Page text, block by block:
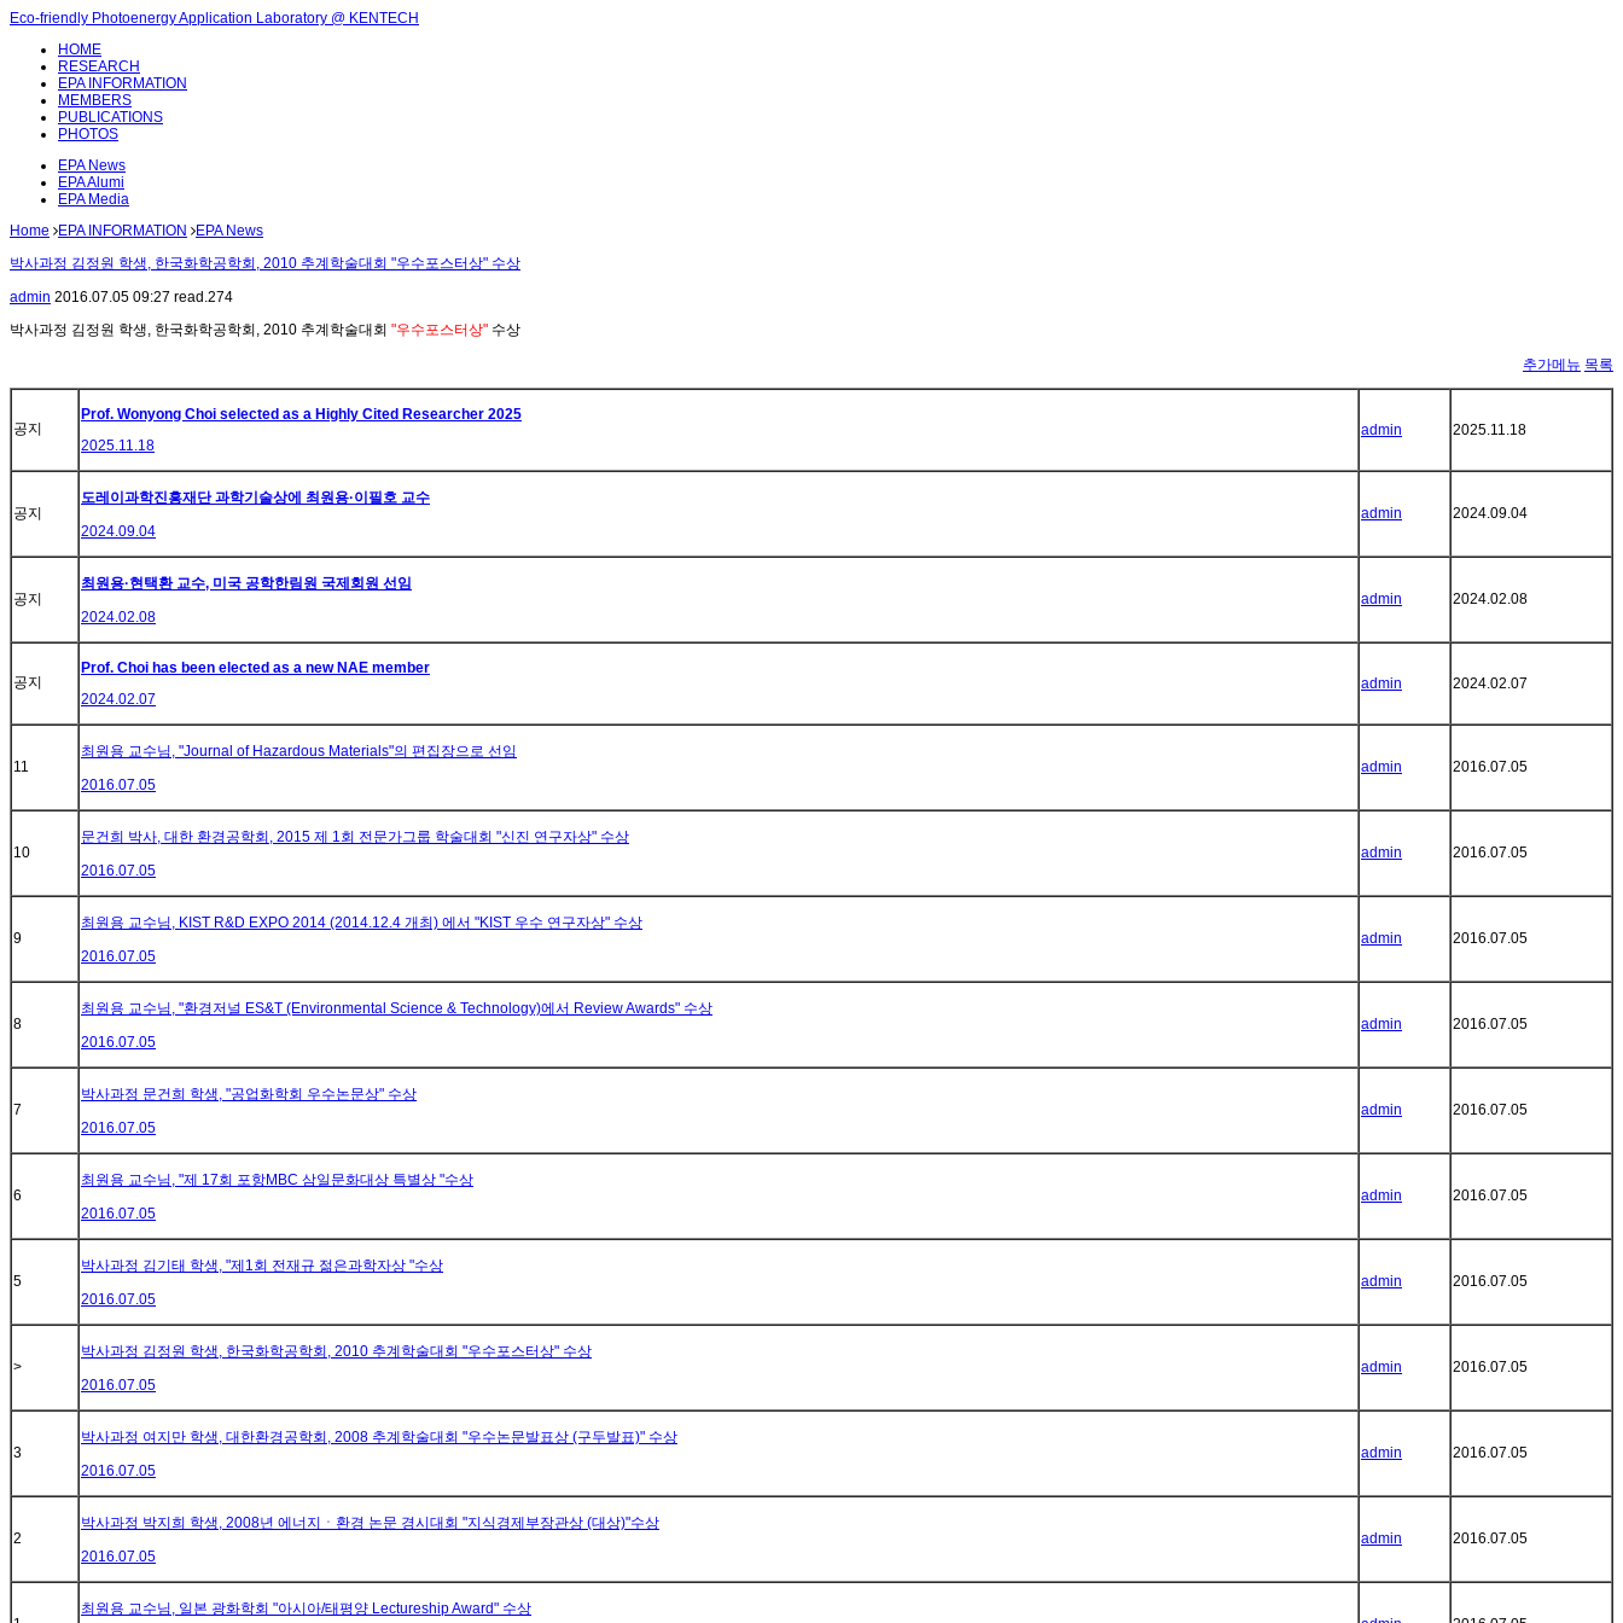
Eco-friendly Photoenergy Application Laboratory @ KENTECH
HOME
RESEARCH
EPA INFORMATION
MEMBERS
PUBLICATIONS
PHOTOS
EPA News
EPA Alumi
EPA Media
Home
EPA INFORMATION
EPA News
박사과정 김정원 학생, 한국화학공학회, 2010 추계학술대회 "우수포스터상" 수상
admin 2016.07.05 09:27 read.274
박사과정 김정원 학생, 한국화학공학회, 2010 추계학술대회 "우수포스터상" 수상
추가메뉴 목록
공지
Prof. Wonyong Choi selected as a Highly Cited Researcher 2025
2025.11.18
admin 2025.11.18
공지
도레이과학진흥재단 과학기술상에 최원용·이필호 교수
2024.09.04
admin 2024.09.04
공지
최원용·현택환 교수, 미국 공학한림원 국제회원 선임
2024.02.08
admin 2024.02.08
공지
Prof. Choi has been elected as a new NAE member
2024.02.07
admin 2024.02.07
11
최원용 교수님, "Journal of Hazardous Materials"의 편집장으로 선임
2016.07.05
admin 2016.07.05
10
문건희 박사, 대한 환경공학회, 2015 제 1회 전문가그룹 학술대회 "신진 연구자상" 수상
2016.07.05
admin 2016.07.05
9
최원용 교수님, KIST R&D EXPO 2014 (2014.12.4 개최) 에서 "KIST 우수 연구자상" 수상
2016.07.05
admin 2016.07.05
8
최원용 교수님, "환경저널 ES&T (Environmental Science & Technology)에서 Review Awards" 수상
2016.07.05
admin 2016.07.05
7
박사과정 문건희 학생, "공업화학회 우수논문상" 수상
2016.07.05
admin 2016.07.05
6
최원용 교수님, "제 17회 포항MBC 삼일문화대상 특별상 "수상
2016.07.05
admin 2016.07.05
5
박사과정 김기태 학생, "제1회 전재규 젊은과학자상 "수상
2016.07.05
admin 2016.07.05
>
박사과정 김정원 학생, 한국화학공학회, 2010 추계학술대회 "우수포스터상" 수상
2016.07.05
admin 2016.07.05
3
박사과정 여지만 학생, 대한환경공학회, 2008 추계학술대회 "우수논문발표상 (구두발표)" 수상
2016.07.05
admin 2016.07.05
2
박사과정 박지희 학생, 2008년 에너지ㆍ환경 논문 경시대회 "지식경제부장관상 (대상)"수상
2016.07.05
admin 2016.07.05
최원용 교수님, 일본 광화학회 "아시아/태평양 Lectureship Award" 수상